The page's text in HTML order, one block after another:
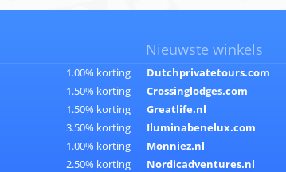
1.00% korting
1.50% korting
1.50% korting
3.50% korting
1.00% korting
2.50% korting
Nieuwste winkels
Dutchprivatetours.com
Crossinglodges.com
Greatlife.nl
Iluminabenelux.com
Monniez.nl
Nordicadventures.nl